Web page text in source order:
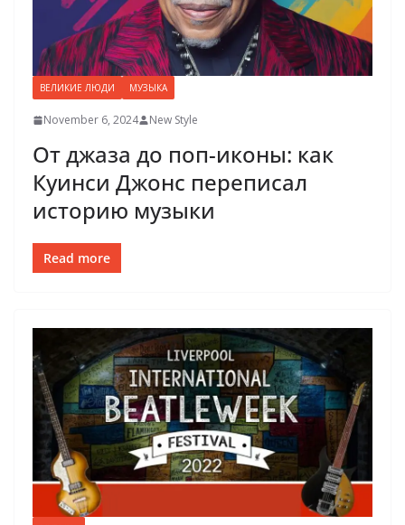
ВЕЛИКИЕ ЛЮДИ МУЗЫКА
November 6, 2024 New Style
От джаза до поп-иконы: как
Куинси Джонс переписал
историю музыки
Read more